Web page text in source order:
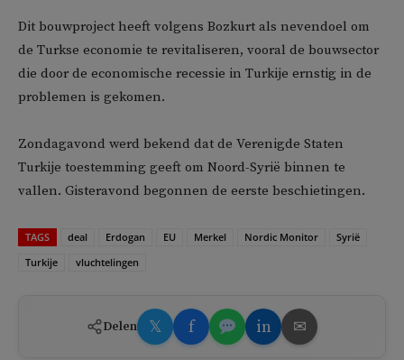
Dit bouwproject heeft volgens Bozkurt als nevendoel om
de Turkse economie te revitaliseren, vooral de bouwsector
die door de economische recessie in Turkije ernstig in de
problemen is gekomen.
Zondagavond werd bekend dat de Verenigde Staten
Turkije toestemming geeft om Noord-Syrië binnen te
vallen. Gisteravond begonnen de eerste beschietingen.
TAGS deal Erdogan EU Merkel Nordic Monitor
Syrië
Turkije
vluchtelingen
Delen 𝕏 f in ✉